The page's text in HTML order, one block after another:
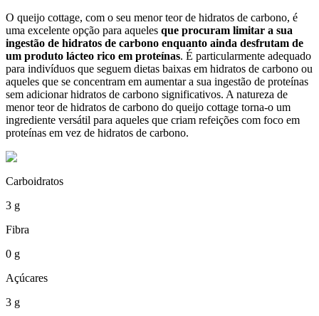
O queijo cottage, com o seu menor teor de hidratos de carbono, é
uma excelente opção para aqueles que procuram limitar a sua
ingestão de hidratos de carbono enquanto ainda desfrutam de
um produto lácteo rico em proteínas. É particularmente adequado
para indivíduos que seguem dietas baixas em hidratos de carbono ou
aqueles que se concentram em aumentar a sua ingestão de proteínas
sem adicionar hidratos de carbono significativos. A natureza de
menor teor de hidratos de carbono do queijo cottage torna-o um
ingrediente versátil para aqueles que criam refeições com foco em
proteínas em vez de hidratos de carbono.
Carboidratos
3 g
Fibra
0 g
Açúcares
3 g